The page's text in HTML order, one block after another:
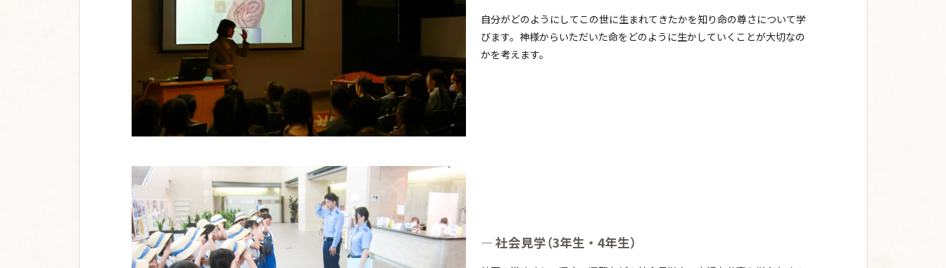
自分がどのようにしてこの世に生まれてきたかを知り命の尊さについて学
びます。神様からいただいた命をどのように生かしていくことが大切なの
かを考えます。
社会見学（3年生・4年生）